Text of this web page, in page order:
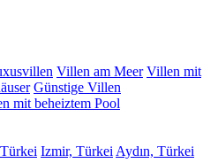
Villen am Meer Villen mit
Günstige Villen
mit beheiztem Pool
Izmir, Türkei Aydın, Türkei